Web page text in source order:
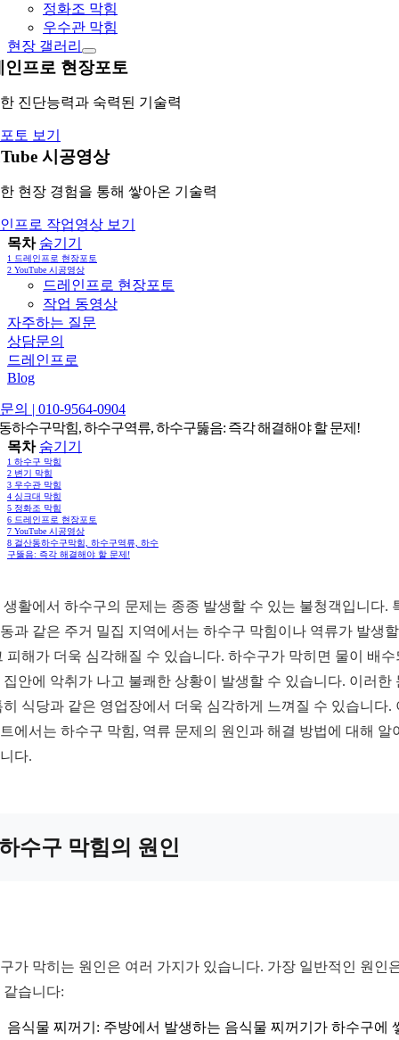
정화조 막힘
우수관 막힘
현장 갤러리
인프로 현장포토
진단능력과 숙력된 기술력
토 보기
시공영상
현장 경험을 통해 쌓아온 기술력
프로 작업영상 보기
목차 숨기기
1 드레인프로 현장포토
2 YouTube 시공영상
드레인프로 현장포토
작업 동영상
자주하는 질문
상담문의
드레인프로
Blog
의 | 010-9564-0904
하수구막힘, 하수구역류, 하수구뚫음: 즉각 해결해야 할 문제!
목차 숨기기
1 하수구 막힘
2 변기 막힘
3 우수관 막힘
4 싱크대 막힘
5 정화조 막힘
6 드레인프로 현장포토
7 YouTube 시공영상
8 걸산동하수구막힘, 하수구역류, 하수
구뚫음: 즉각 해결해야 할 문제!
생활에서 하수구의 문제는 종종 발생할 수 있는 불청객입니다.
과 같은 주거 밀집 지역에서는 하수구 막힘이나 역류가 발생
피해가 더욱 심각해질 수 있습니다. 하수구가 막히면 물이 배수
집안에 악취가 나고 불쾌한 상황이 발생할 수 있습니다. 이러한
히 식당과 같은 영업장에서 더욱 심각하게 느껴질 수 있습니다.
에서는 하수구 막힘, 역류 문제의 원인과 해결 방법에 대해 알
다.
수구 막힘의 원인
가 막히는 원인은 여러 가지가 있습니다. 가장 일반적인 원인
같습니다:
음식물 찌꺼기: 주방에서 발생하는 음식물 찌꺼기가 하수구에